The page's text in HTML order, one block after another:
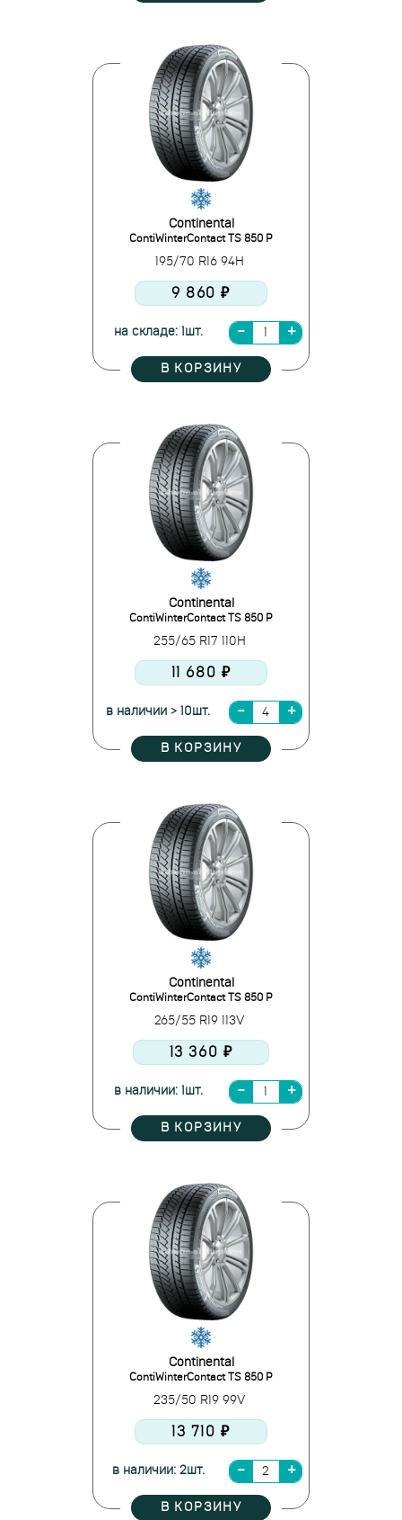
Continental
ContiWinterContact TS 850 P
195/70 R16 94H
9 860 ₽
на складе: 1шт.
В КОРЗИНУ
Continental
ContiWinterContact TS 850 P
255/65 R17 110H
11 680 ₽
в наличии > 10шт.
В КОРЗИНУ
Continental
ContiWinterContact TS 850 P
265/55 R19 113V
13 360 ₽
в наличии: 1шт.
В КОРЗИНУ
Continental
ContiWinterContact TS 850 P
235/50 R19 99V
13 710 ₽
в наличии: 2шт.
В КОРЗИНУ